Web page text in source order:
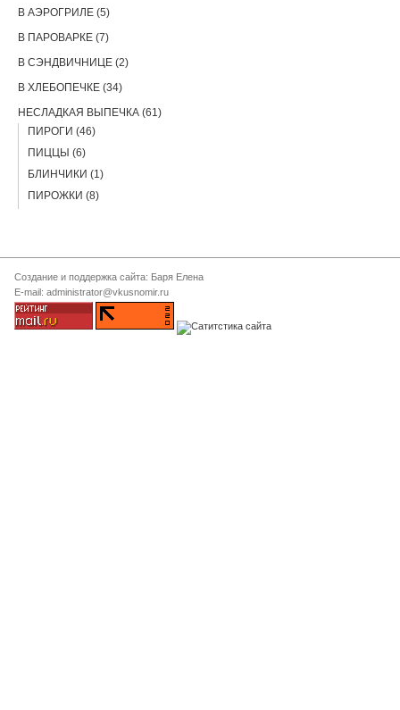
В АЭРОГРИЛЕ (5)
В ПАРОВАРКЕ (7)
В СЭНДВИЧНИЦЕ (2)
В ХЛЕБОПЕЧКЕ (34)
НЕСЛАДКАЯ ВЫПЕЧКА (61)
ПИРОГИ (46)
ПИЦЦЫ (6)
БЛИНЧИКИ (1)
ПИРОЖКИ (8)
Создание и поддержка сайта: Баря Елена
E-mail: administrator@vkusnomir.ru